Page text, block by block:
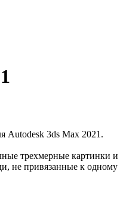
Autodesk 3ds Max 2021.
трехмерные
привязанные к одному